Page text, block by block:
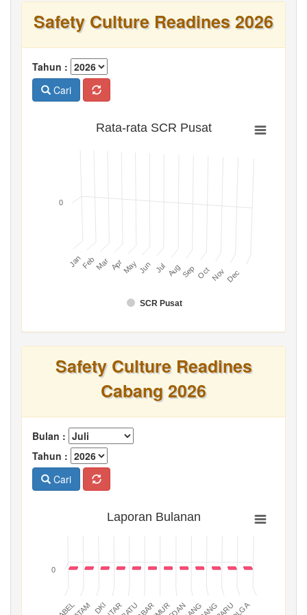
Safety Culture Readines 2026
Tahun :
Cari
Rata-rata SCR Pusat
SCR Pusat
JanFebMar AprMay Jun Jul AugSep OctNovDec
0
Safety Culture Readines
Cabang 2026
Bulan :
Tahun :
Cari
Laporan Bulanan
DKI
0